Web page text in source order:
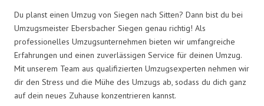
Du planst einen Umzug von Siegen nach Sitten? Dann bist du bei
Umzugsmeister Ebersbacher Siegen genau richtig! Als
professionelles Umzugsunternehmen bieten wir umfangreiche
Erfahrungen und einen zuverlässigen Service für deinen Umzug.
Mit unserem Team aus qualifizierten Umzugsexperten nehmen wir
dir den Stress und die Mühe des Umzugs ab, sodass du dich ganz
auf dein neues Zuhause konzentrieren kannst.